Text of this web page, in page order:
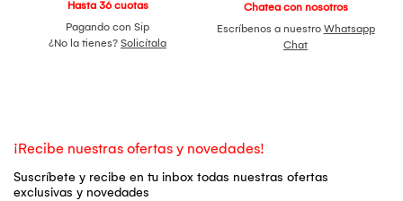
Hasta 36 cuotas
Pagando con Sip
¿No la tienes? Solicítala
Chatea con nosotros
Escríbenos a nuestro Whatsapp
Chat
¡Recibe nuestras ofertas y novedades!
Suscríbete y recibe en tu inbox todas nuestras ofertas
exclusivas y novedades